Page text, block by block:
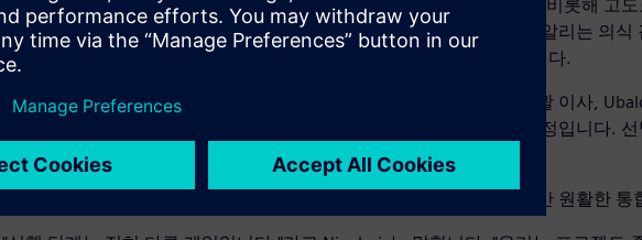
다. 게다가 선박과 통합 장비는 기술적으로 복잡합니다. 조선 전문가를 비롯해 고
된 팀이 하나의 선박을 건조하는 데 수년이 걸리지만, (선박의 '탄생'을 알리는 의식
수개월간 보이지 않는 곳에서 까다로운 프로젝트 인수 작업이 진행됩니다.
"인수 과정은 오랜 시간이 걸릴 수 있습니다."라고 Royal IHC의 조선 총괄 이사,
"고객뿐만 아니라 고객과 함께 맞춤형 제품을 설계하는 것은 복잡한 과정입니다.
통한 모든 당사자가 참여합니다."
실행 프로세스는 복잡합니다. 고객, Royal IHC, 전 세계 전문 협력업체 간 원활한 통